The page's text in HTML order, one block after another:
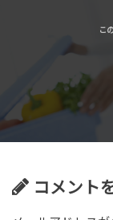
コメント